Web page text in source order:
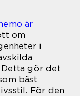
är
om
i
gör det
bäst
För den